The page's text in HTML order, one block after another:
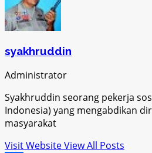
syakhruddin
Administrator
Syakhruddin seorang pekerja
Indonesia) yang mengabdikan
masyarakat
Visit WebsiteView All Posts